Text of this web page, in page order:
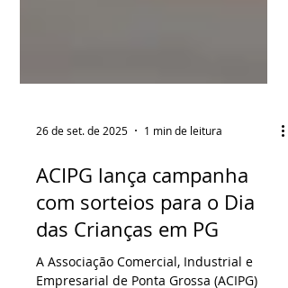
26 de set. de 2025 1 min de leitura
ACIPG lança campanha
com sorteios para o Dia
das Crianças em PG